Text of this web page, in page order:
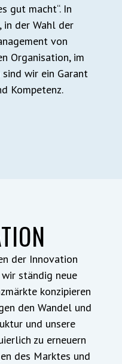
gut macht“. In
in der Wahl der
von
Organisation, im
wir ein Garant
Kompetenz.
der Innovation
ständig neue
konzipieren
den Wandel und
und unsere
zu erneuern
des Marktes und